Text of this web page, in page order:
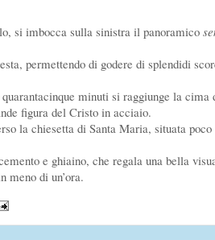
si imbocca sulla sinistra il panoramico
permettendo di godere di splendidi
minuti si raggiunge la cima
figura del Cristo in acciaio.
la chiesetta di Santa Maria, situata poco
e ghiaino, che regala una bella
meno di un’ora.